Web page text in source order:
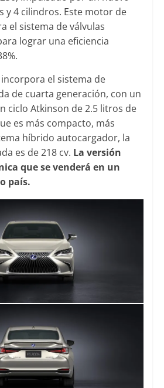
y 4 cilindros. Este motor de
el sistema de válvulas
lograr una eficiencia
el sistema de
de cuarta generación, con un
ciclo Atkinson de 2.5 litros de
es más compacto, más
híbrido autocargador, la
es de 218 cv. La versión
que se venderá en un
país.